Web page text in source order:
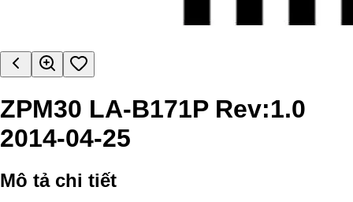
ZPM30 LA-B171P Rev:1.0
2014-04-25
Mô tả chi tiết